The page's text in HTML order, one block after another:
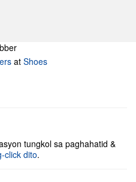
at Shoes
tungkol sa paghahatid &
click dito.